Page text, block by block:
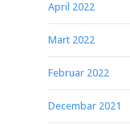
April 2022
Mart 2022
Februar 2022
Decembar 2021